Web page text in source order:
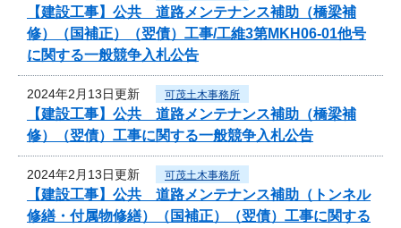
【建設工事】公共 道路メンテナンス補助（橋梁補
修）（国補正）（翌債）工事/工維3第MKH06-01他号
に関する一般競争入札公告
2024年2月13日更新 可茂土木事務所
【建設工事】公共 道路メンテナンス補助（橋梁補
修）（翌債）工事に関する一般競争入札公告
2024年2月13日更新 可茂土木事務所
【建設工事】公共 道路メンテナンス補助（トンネル
修繕・付属物修繕）（国補正）（翌債）工事に関する